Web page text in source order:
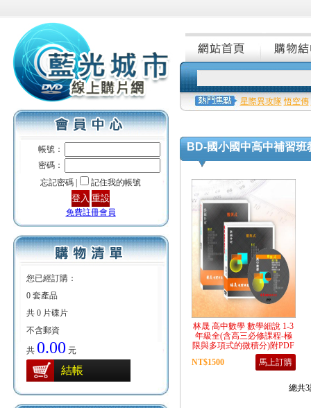
帳號：
密碼：
忘記密碼 |
記住我的帳號
免費註冊會員
您已經訂購：
0 套產品
共 0 片碟片
不含郵資
共 0.00 元
結帳
星際異攻隊 悟空傳
BD-國小國中高中補習班
林晟 高中數學 數學細說 1-3
年級全(含高三必修課程-極
限與多項式的微積分)附PDF
講義 中文教學合輯藍光版(5
片裝)（為mp4檔手機可播
NT$1500 馬上訂購
總共